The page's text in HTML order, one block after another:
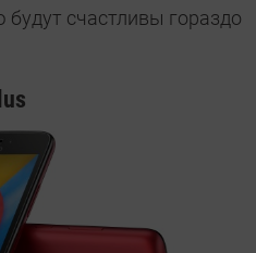
счастливы гораздо